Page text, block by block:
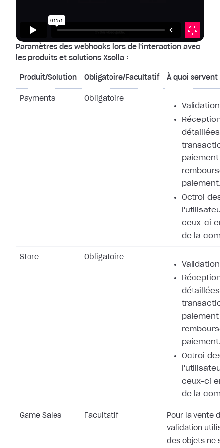
Paramètres des webhooks lors de l'interaction avec
les produits et solutions Xsolla :
Produit/Solution Obligatoire/Facultatif À quoi servent
Payments Obligatoire
paiement.
Octroi
ceux-ci
de la
Store Obligatoire
paiement.
Octroi
ceux-ci
de la
Game Sales Facultatif
Pour la vente
validation
des objets ne